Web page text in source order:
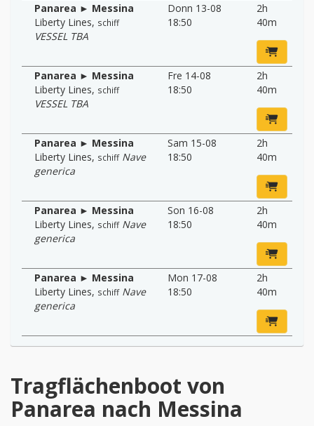
Panarea ► Messina
Liberty Lines, schiff
VESSEL TBA
Donn 13-08
18:50
2h
40m
Panarea ► Messina
Liberty Lines, schiff
VESSEL TBA
Fre 14-08
18:50
2h
40m
Panarea ► Messina
Liberty Lines, schiff Nave
generica
Sam 15-08
18:50
2h
40m
Panarea ► Messina
Liberty Lines, schiff Nave
generica
Son 16-08
18:50
2h
40m
Panarea ► Messina
Liberty Lines, schiff Nave
generica
Mon 17-08
18:50
2h
40m
Tragflächenboot von
Panarea nach Messina